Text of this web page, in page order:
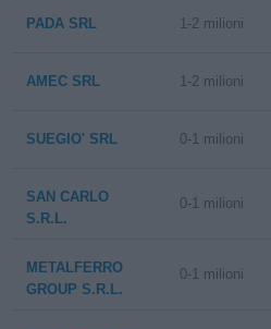
PADA SRL 1-2 milioni
AMEC SRL 1-2 milioni
SUEGIO' SRL 0-1 milioni
SAN CARLO
S.R.L.
0-1 milioni
METALFERRO
GROUP S.R.L.
0-1 milioni